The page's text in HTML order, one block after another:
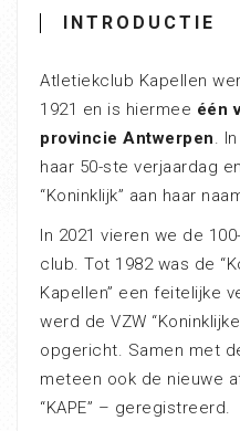
INTRODUCTIE
Atletiekclub Kapellen
1921 en is hiermee één
provincie Antwerpen.
haar 50-ste verjaardag
“Koninklijk” aan haar
In 2021 vieren we de
club. Tot 1982 was de
Kapellen” een feitelijke
werd de VZW
opgericht. Samen met
meteen ook de nieuwe
“KAPE” – geregistreerd.